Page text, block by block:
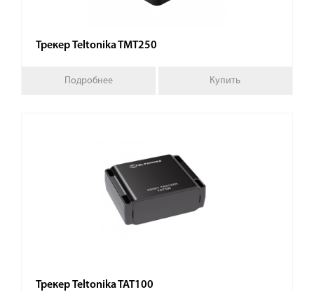
Трекер Teltonika TMT250
Подробнее Купить
Трекер Teltonika TAT100